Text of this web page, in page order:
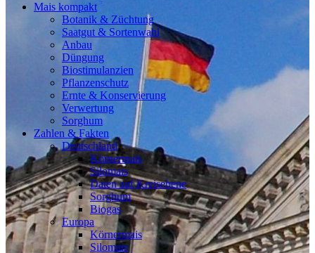
Mais kompakt
Botanik & Züchtung
Saatgut & Sortenwahl
Anbau
Düngung
Biostimulanzien
Pflanzenschutz
Ernte & Konservierung
Verwertung
Sorghum
Zahlen & Fakten
Deutschland
Körnermais
Silomais
Daten auf Kreisebene
Sorghum
Biogas
Europa
Körnermais
Silomais